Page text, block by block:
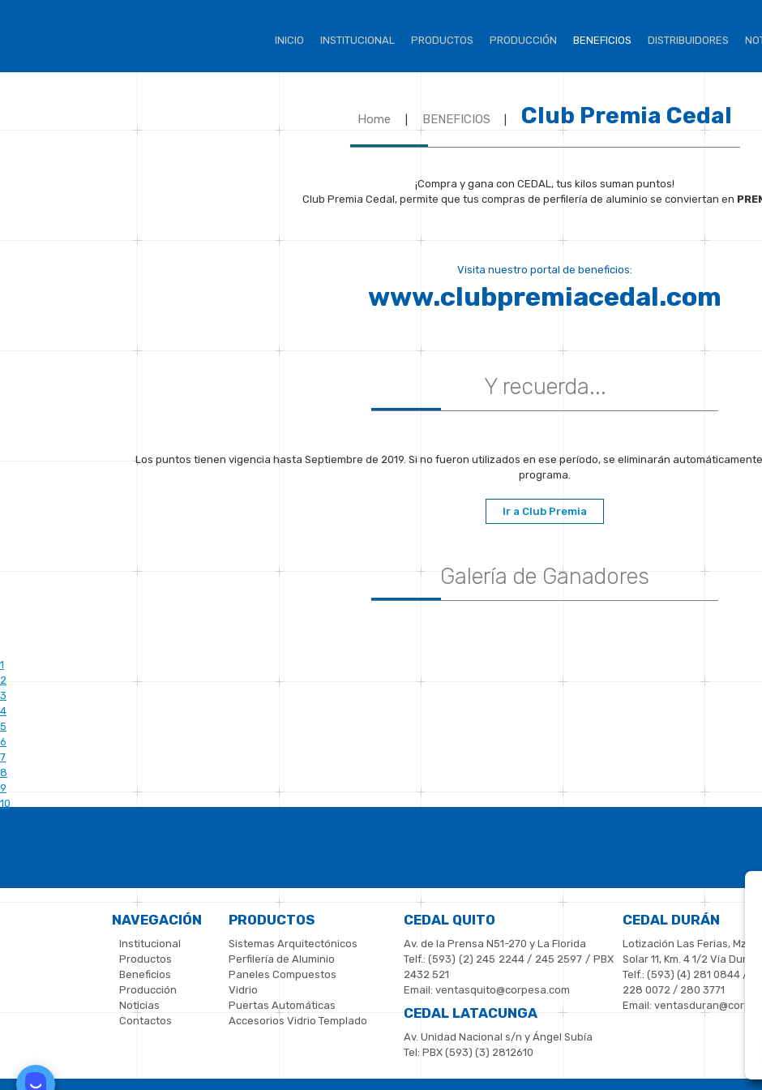
INICIO INSTITUCIONAL PRODUCTOS PRODUCCIÓN BENEFICIOS DISTRIBUIDORES
Home BENEFICIOS Club Premia Cedal
¡Compra y gana con CEDAL, tus kilos suman puntos!
Club Premia Cedal, permite que tus compras de perfilería de aluminio se conviertan en
Visita nuestro portal de beneficios:
www.clubpremiacedal.com
Y recuerda...
Los puntos tienen vigencia hasta Septiembre de 2019. Si no fueron utilizados en ese período, se eliminarán
programa.
Ir a Club Premia
Galería de Ganadores
1
2
3
4
5
6
7
8
9
10
NAVEGACIÓN
Institucional
Productos
Beneficios
Producción
Noticias
Contactos
PRODUCTOS
Sistemas Arquitectónicos
Perfilería de Aluminio
Paneles Compuestos
Vidrio
Puertas Automáticas
Accesorios Vidrio Templado
CEDAL QUITO
Av. de la Prensa N51-270 y La Florida
Telf.: (593) (2) 245 2244 / 245 2597 / PBX
2432 521
Email: ventasquito@corpesa.com
CEDAL LATACUNGA
Av. Unidad Nacional s/n y Ángel Subía
Tel: PBX (593) (3) 2812610
CEDAL DURÁN
Lotización Las Ferias, Mz. R,
Solar 11, Km. 4 1/2 Vía
Telf.: (593) (4) 281 0844 /
228 0072 / 280 3771
Email: